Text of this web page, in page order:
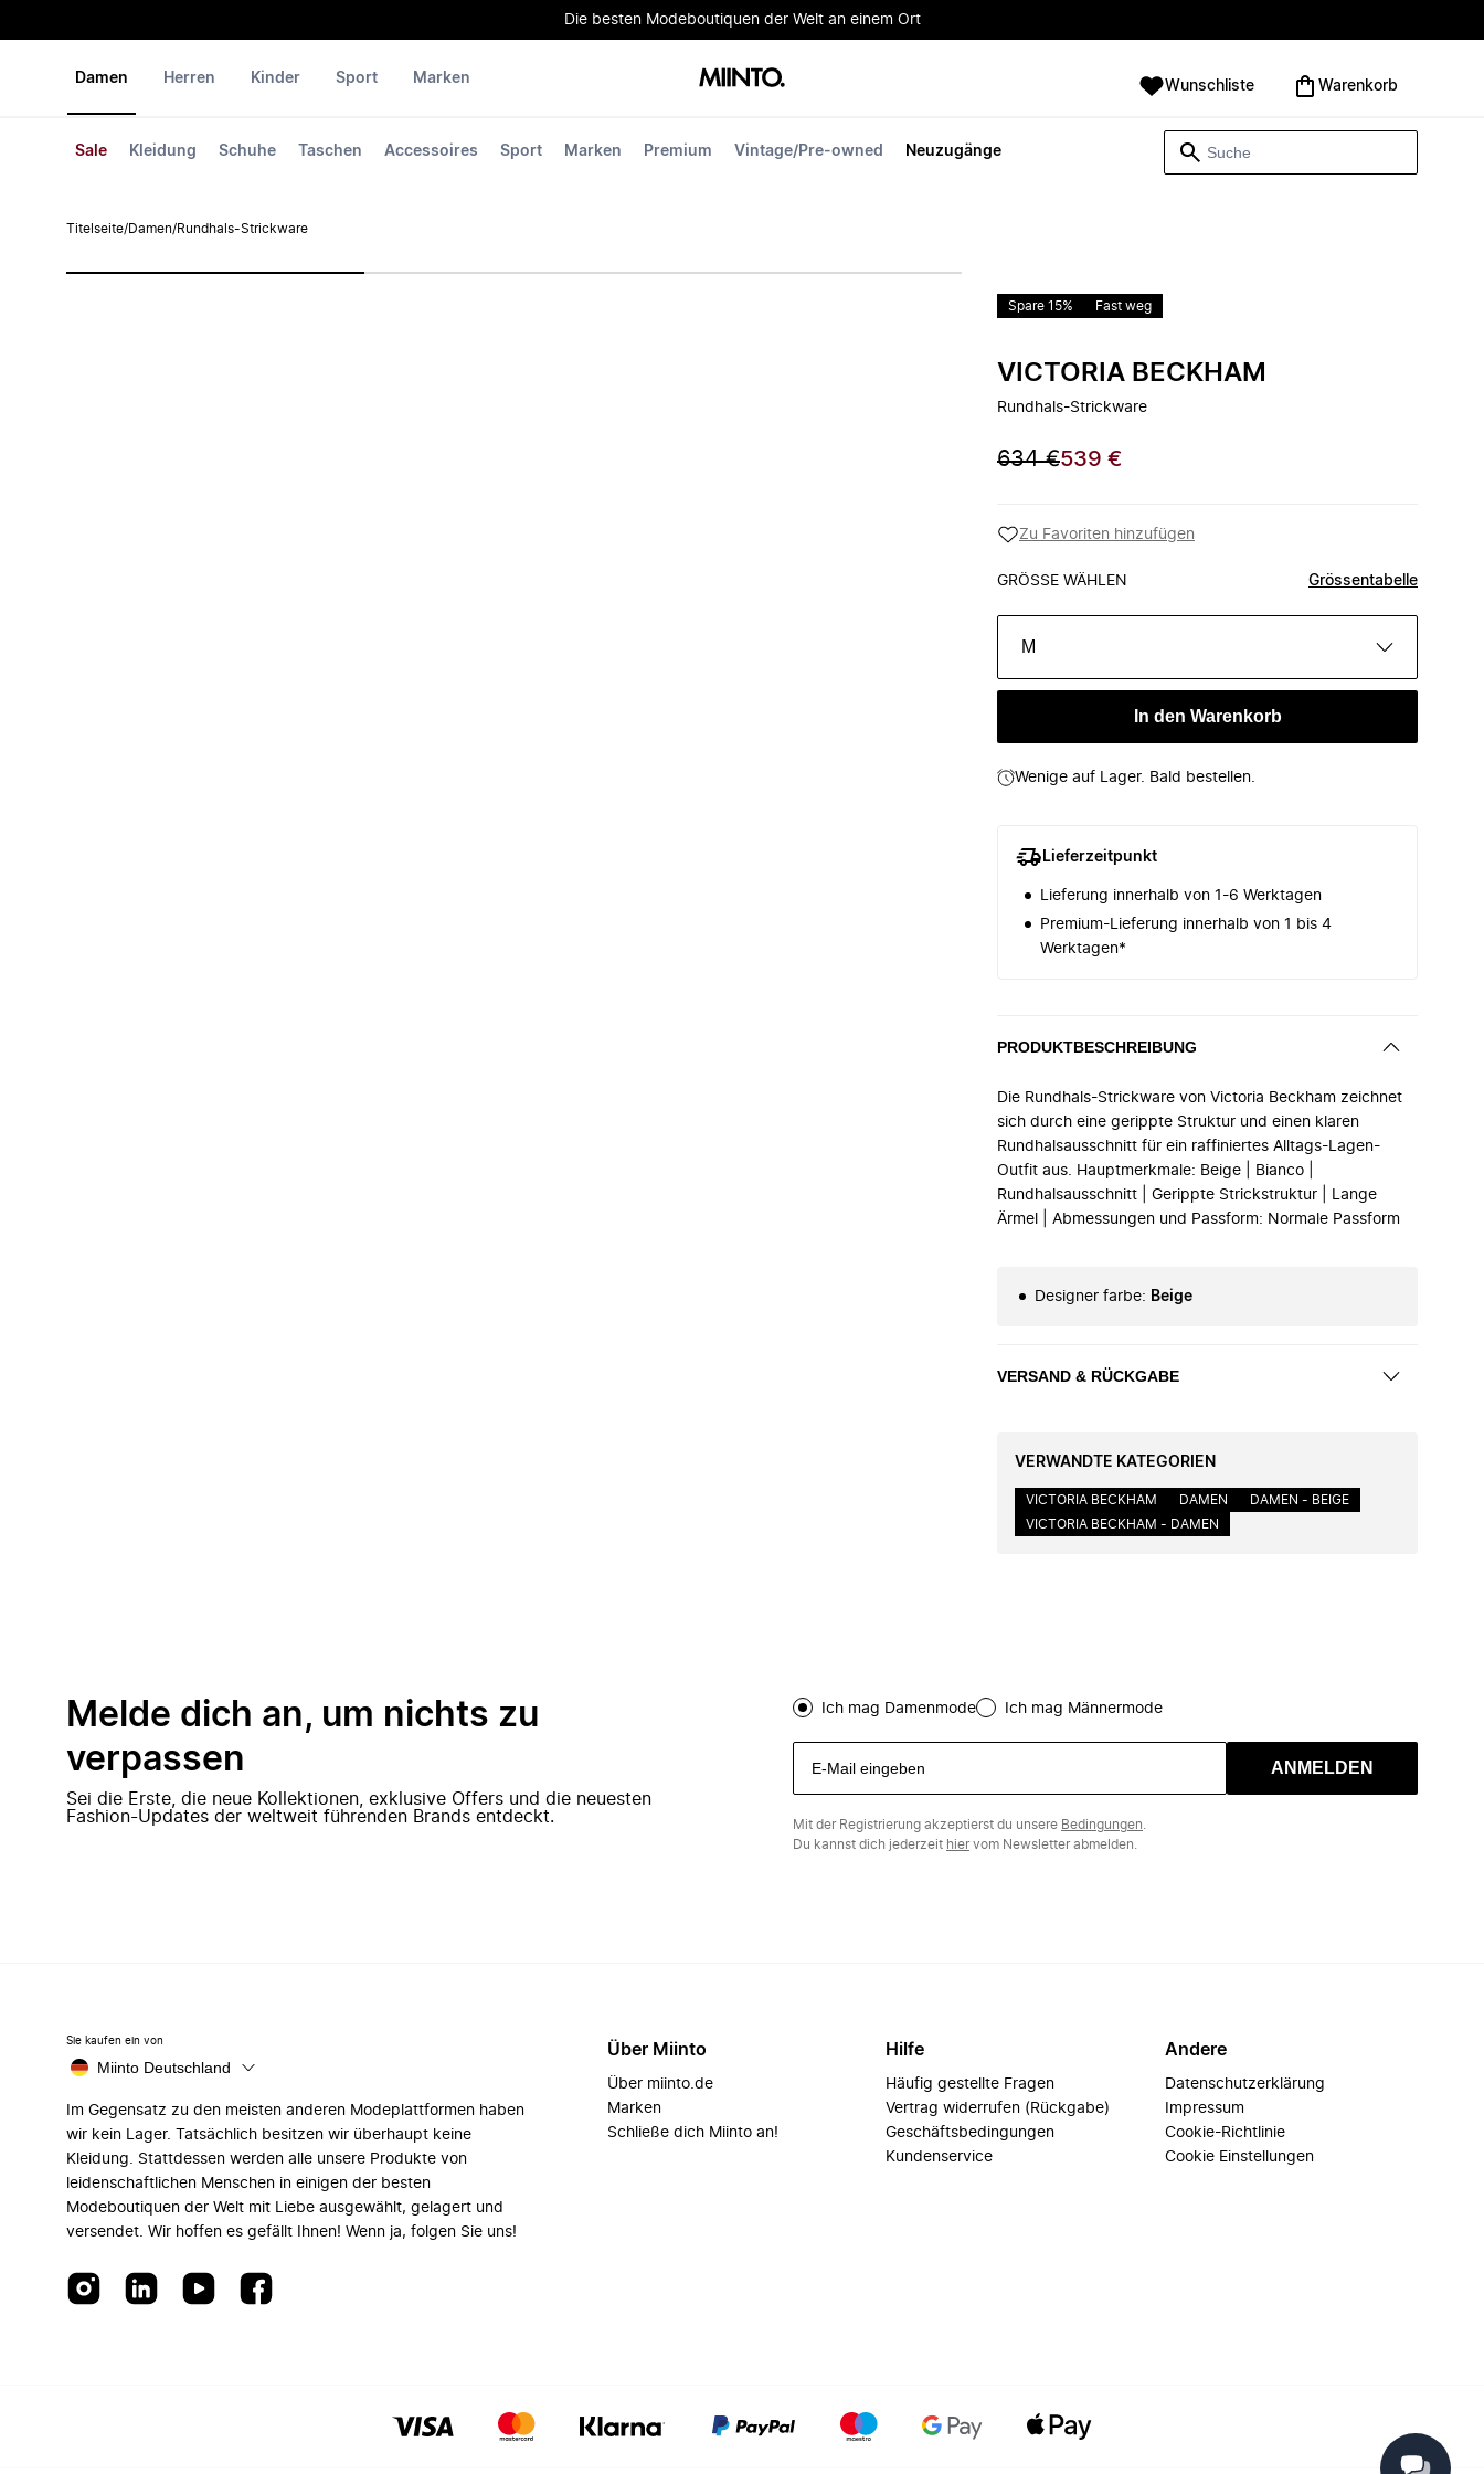
Die besten Modeboutiquen der Welt an einem Ort
Damen
Sale Kleidung Schuhe Taschen Accessoires Sport Marken Premium Vintage/Pre-owned Neuzugänge
Herren Kinder Sport Marken Wunschliste Warenkorb
Titelseite/Damen/Rundhals-Strickware
Spare 15% Fast weg
VICTORIA BECKHAM
Rundhals-Strickware
634 €539 €
Zu Favoriten hinzufügen
GRÖSSE WÄHLEN Grössentabelle
M
In den Warenkorb
Wenige auf Lager. Bald bestellen.
Lieferzeitpunkt
Lieferung innerhalb von 1-6 Werktagen
Premium-Lieferung innerhalb von 1 bis 4
Werktagen*
PRODUKTBESCHREIBUNG
Die Rundhals-Strickware von Victoria Beckham zeichnet
sich durch eine gerippte Struktur und einen klaren
Rundhalsausschnitt für ein raffiniertes Alltags-Lagen-
Outfit aus. Hauptmerkmale: Beige | Bianco |
Rundhalsausschnitt | Gerippte Strickstruktur | Lange
Ärmel | Abmessungen und Passform: Normale Passform
Designer farbe: Beige
VERSAND & RÜCKGABE
VERWANDTE KATEGORIEN
VICTORIA BECKHAM DAMEN
DAMEN - BEIGE
VICTORIA BECKHAM - DAMEN
Melde dich an, um nichts zu
verpassen
Sei die Erste, die neue Kollektionen, exklusive Offers und die neuesten
Fashion-Updates der weltweit führenden Brands entdeckt.
Ich mag Damenmode Ich mag Männermode
ANMELDEN
Mit der Registrierung akzeptierst du unsere Bedingungen
Du kannst dich jederzeit hiervom Newsletter abmelden.
Sie kaufen ein von
Miinto Deutschland
Im Gegensatz zu den meisten anderen Modeplattformen haben
wir kein Lager. Tatsächlich besitzen wir überhaupt keine
Kleidung. Stattdessen werden alle unsere Produkte von
leidenschaftlichen Menschen in einigen der besten
Modeboutiquen der Welt mit Liebe ausgewählt, gelagert und
versendet. Wir hoffen es gefällt Ihnen! Wenn ja, folgen Sie uns!
Über Miinto
Über miinto.de
Marken
Schließe dich Miinto an!
Hilfe
Häufig gestellte Fragen
Vertrag widerrufen (Rückgabe)
Geschäftsbedingungen
Kundenservice
Andere
Datenschutzerklärung
Impressum
Cookie-Richtlinie
Cookie Einstellungen